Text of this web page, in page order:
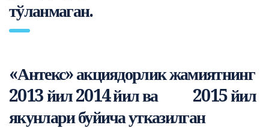
тўланмаган.
«Антекс» акциядорлик жамиятнинг
2013 йил 2014 йил ва 2015 йил
якунлари буйича утказилган